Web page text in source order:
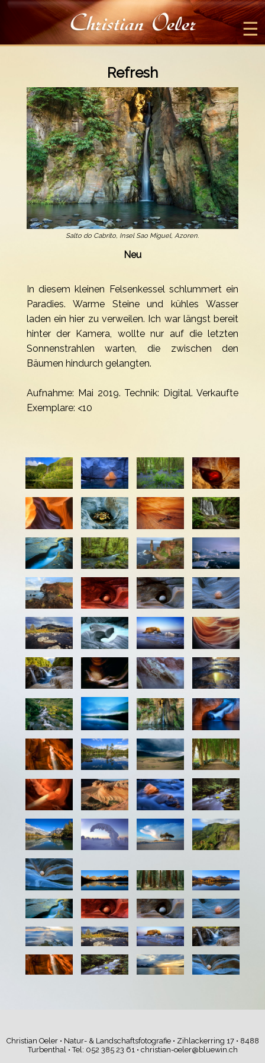
☰
Refresh
Salto do Cabrito, Insel Sao Miguel, Azoren.
Neu
In diesem kleinen Felsenkessel schlummert ein
Paradies. Warme Steine und kühles Wasser
laden ein hier zu verweilen. Ich war längst bereit
hinter der Kamera, wollte nur auf die letzten
Sonnenstrahlen warten, die zwischen den
Bäumen hindurch gelangten.
Aufnahme: Mai 2019. Technik: Digital. Verkaufte
Exemplare: <10
Christian Oeler • Natur- & Landschaftsfotografie • Zihlackerring 17 • 8488
Turbenthal • Tel: 052 385 23 61 • christian-oeler@bluewin.ch